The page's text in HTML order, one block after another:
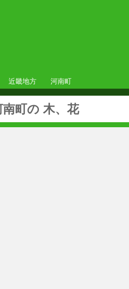
近畿地方 河南町
南町の 木、花